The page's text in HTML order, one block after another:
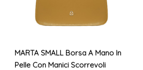
MARTA SMALL Borsa A Mano In
Pelle Con Manici Scorrevoli